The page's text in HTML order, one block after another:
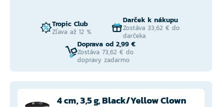
Tropic Club
Zľava až 12 %
Darček k nákupu
Zostáva 33,62 € do
darčeka
Doprava od 2,99 €
Zostáva 73,62 € do
dopravy zadarmo
4 cm, 3,5 g, Black/Yellow Clown